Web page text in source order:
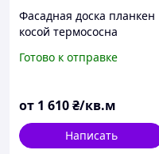
Фасадная доска планкен
косой термососна
Готово к отправке
от 1 610₴/кв.м
Написать